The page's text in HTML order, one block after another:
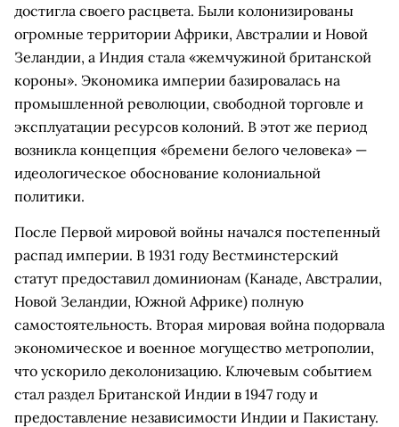
достигла своего расцвета. Были колонизированы
огромные территории Африки, Австралии и Новой
Зеландии, а Индия стала «жемчужиной британской
короны». Экономика империи базировалась на
промышленной революции, свободной торговле и
эксплуатации ресурсов колоний. В этот же период
возникла концепция «бремени белого человека» —
идеологическое обоснование колониальной
политики.
После Первой мировой войны начался постепенный
распад империи. В 1931 году Вестминстерский
статут предоставил доминионам (Канаде, Австралии,
Новой Зеландии, Южной Африке) полную
самостоятельность. Вторая мировая война подорвала
экономическое и военное могущество метрополии,
что ускорило деколонизацию. Ключевым событием
стал раздел Британской Индии в 1947 году и
предоставление независимости Индии и Пакистану.